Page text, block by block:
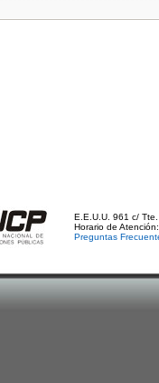
E.E.U.U. 961 c/
Horario de
Preguntas